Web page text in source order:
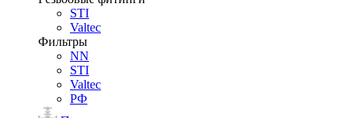
STI
Valtec
Фильтры
NN
STI
Valtec
РФ